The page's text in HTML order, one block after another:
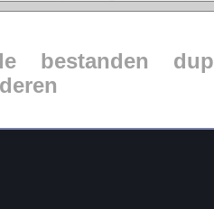
bestanden